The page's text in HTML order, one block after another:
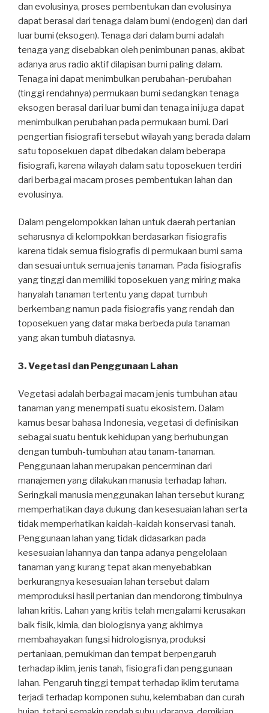
dan evolusinya, proses pembentukan dan evolusinya
dapat berasal dari tenaga dalam bumi (endogen) dan dari
luar bumi (eksogen). Tenaga dari dalam bumi adalah
tenaga yang disebabkan oleh penimbunan panas, akibat
adanya arus radio aktif dilapisan bumi paling dalam.
Tenaga ini dapat menimbulkan perubahan-perubahan
(tinggi rendahnya) permukaan bumi sedangkan tenaga
eksogen berasal dari luar bumi dan tenaga ini juga dapat
menimbulkan perubahan pada permukaan bumi. Dari
pengertian fisiografi tersebut wilayah yang berada dalam
satu toposekuen dapat dibedakan dalam beberapa
fisiografi, karena wilayah dalam satu toposekuen terdiri
dari berbagai macam proses pembentukan lahan dan
evolusinya.
Dalam pengelompokkan lahan untuk daerah pertanian
seharusnya di kelompokkan berdasarkan fisiografis
karena tidak semua fisiografis di permukaan bumi sama
dan sesuai untuk semua jenis tanaman. Pada fisiografis
yang tinggi dan memiliki toposekuen yang miring maka
hanyalah tanaman tertentu yang dapat tumbuh
berkembang namun pada fisiografis yang rendah dan
toposekuen yang datar maka berbeda pula tanaman
yang akan tumbuh diatasnya.
3. Vegetasi dan Penggunaan Lahan
Vegetasi adalah berbagai macam jenis tumbuhan atau
tanaman yang menempati suatu ekosistem. Dalam
kamus besar bahasa Indonesia, vegetasi di definisikan
sebagai suatu bentuk kehidupan yang berhubungan
dengan tumbuh-tumbuhan atau tanam-tanaman.
Penggunaan lahan merupakan pencerminan dari
manajemen yang dilakukan manusia terhadap lahan.
Seringkali manusia menggunakan lahan tersebut kurang
memperhatikan daya dukung dan kesesuaian lahan serta
tidak memperhatikan kaidah-kaidah konservasi tanah.
Penggunaan lahan yang tidak didasarkan pada
kesesuaian lahannya dan tanpa adanya pengelolaan
tanaman yang kurang tepat akan menyebabkan
berkurangnya kesesuaian lahan tersebut dalam
memproduksi hasil pertanian dan mendorong timbulnya
lahan kritis. Lahan yang kritis telah mengalami kerusakan
baik fisik, kimia, dan biologisnya yang akhirnya
membahayakan fungsi hidrologisnya, produksi
pertaniaan, pemukiman dan tempat berpengaruh
terhadap iklim, jenis tanah, fisiografi dan penggunaan
lahan. Pengaruh tinggi tempat terhadap iklim terutama
terjadi terhadap komponen suhu, kelembaban dan curah